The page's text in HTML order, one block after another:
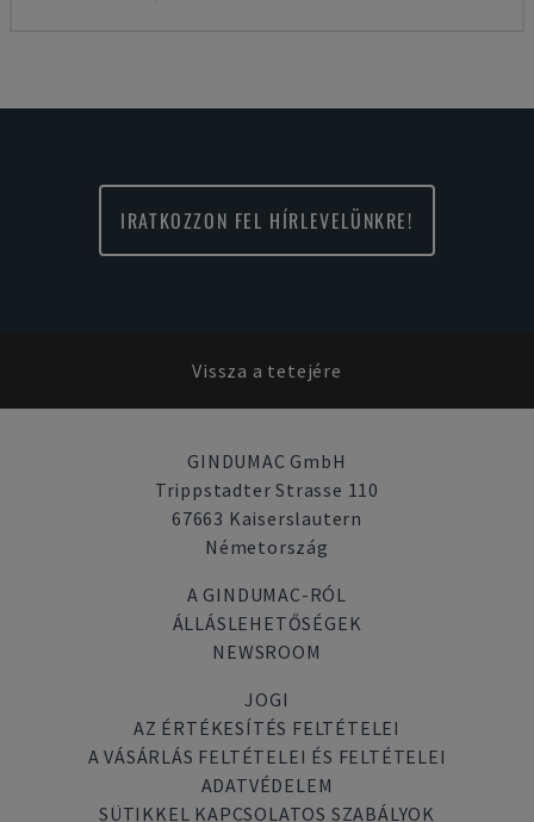
IRATKOZZON FEL HÍRLEVELÜNKRE!
Vissza a tetejére
GINDUMAC GmbH
Trippstadter Strasse 110
67663 Kaiserslautern
Németország
A GINDUMAC-RÓL
ÁLLÁSLEHETŐSÉGEK
NEWSROOM
JOGI
AZ ÉRTÉKESÍTÉS FELTÉTELEI
A VÁSÁRLÁS FELTÉTELEI ÉS FELTÉTELEI
ADATVÉDELEM
SÜTIKKEL KAPCSOLATOS SZABÁLYOK